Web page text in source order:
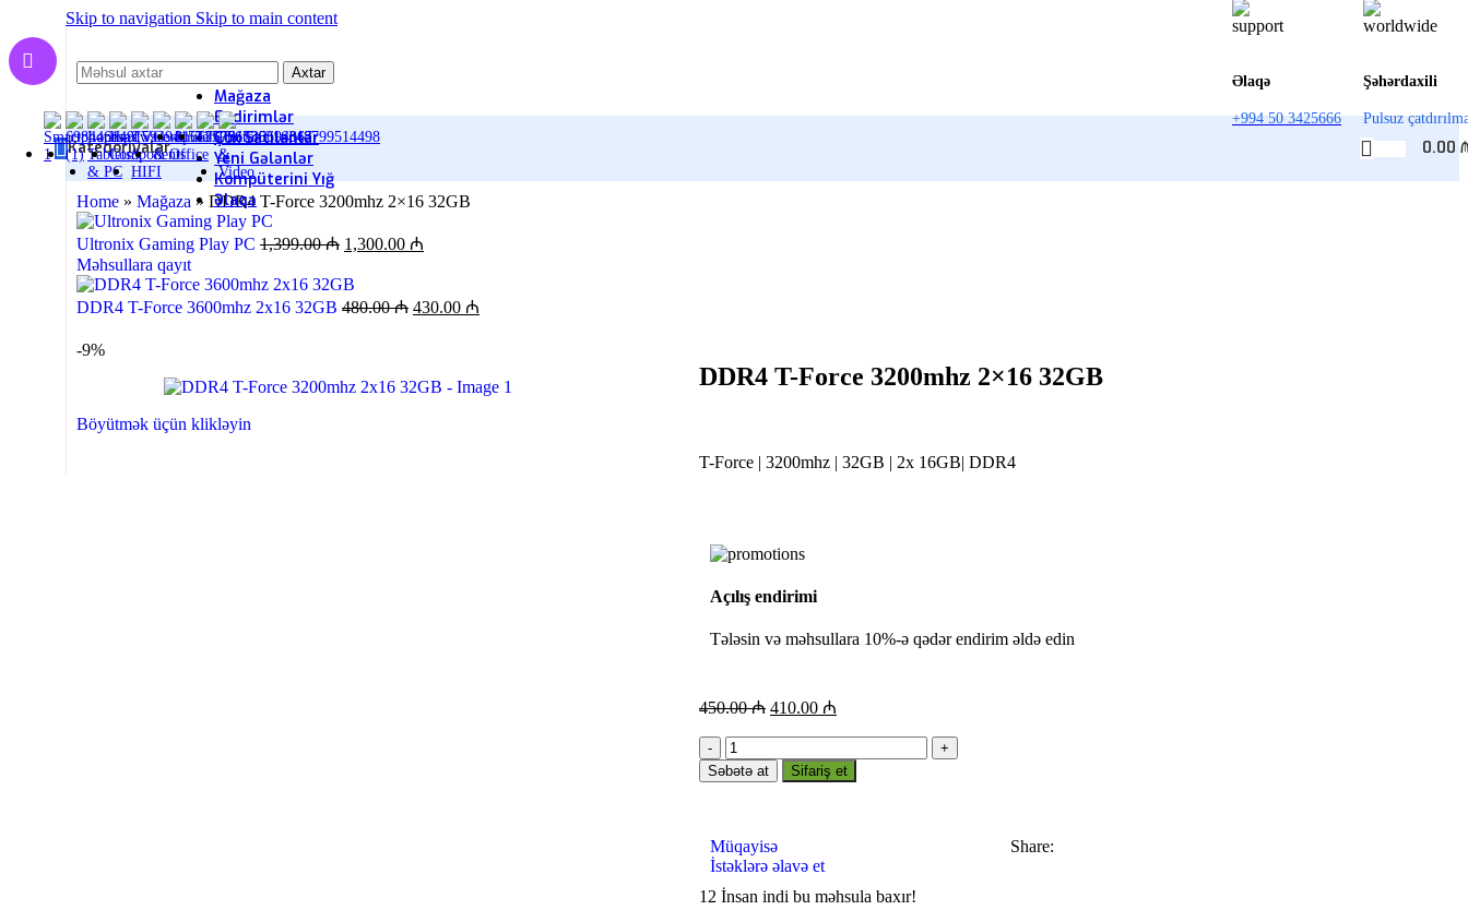
Skip to navigation Skip to main content
Axtar
Əlaqə
+994 50 3425666
Şəhərdaxili
Pulsuz
Kateqoriyalar
Mağaza
Endirimlər
Çox Satılanlar
Yeni Gələnlər
Kompüterini Yığ
Əlaqə
0.00
Home » Mağaza » DDR4 T-Force 3200mhz 2×16 32GB
Ultronix Gaming Play PC 1,399.00₼ 1,300.00 ₼
Məhsullara qayıt
DDR4 T-Force 3600mhz 2x16 32GB 480.00₼ 430.00 ₼
-9%
Böyütmək üçün klikləyin
DDR4 T-Force 3200mhz 2×16 32GB
T-Force | 3200mhz | 32GB | 2x 16GB| DDR4
Açılış endirimi
Tələsin və məhsullara 10%-ə qədər endirim əldə edin
450.00₼ 410.00 ₼
Səbətə at Sifariş et
Müqayisə
İstəklərə əlavə et
Share:
12 İnsan indi bu məhsula baxır!